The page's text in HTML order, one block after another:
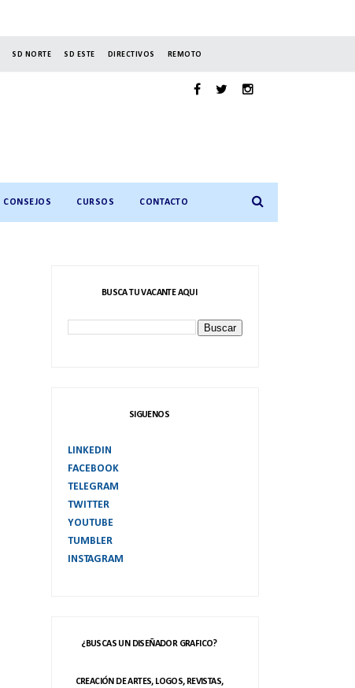
SD NORTE SD ESTE DIRECTIVOS REMOTO
CONSEJOS CURSOS CONTACTO
BUSCA TU VACANTE AQUI
SIGUENOS
LINKEDIN
FACEBOOK
TELEGRAM
TWITTER
YOUTUBE
TUMBLER
INSTAGRAM
¿BUSCAS UN DISEÑADOR GRAFICO?
CREACIÓN DE ARTES, LOGOS, REVISTAS,